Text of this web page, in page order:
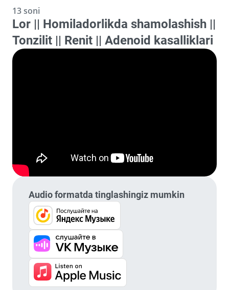
13 soni
Lor || Homiladorlikda shamolashish ||
Tonzilit || Renit || Adenoid kasalliklari
Audio formatda tinglashingiz mumkin